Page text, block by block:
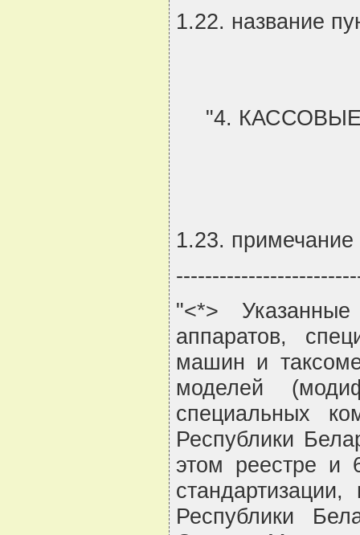
1.22. название
"4.
1.23.
"<*>
аппаратов,
машин и
моделей
специальных
Республики
этом реестре и
Республики